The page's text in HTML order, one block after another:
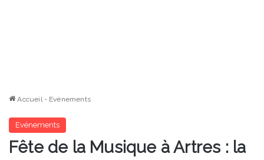
Accueil - Evénements
Evénements
Fête de la Musique à Artres : la